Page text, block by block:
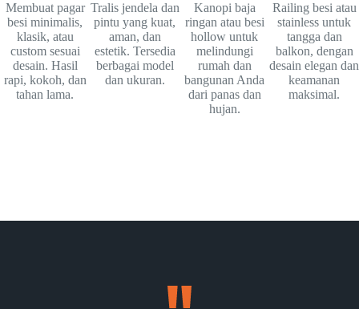
Membuat pagar
besi minimalis,
klasik, atau
custom sesuai
desain. Hasil
rapi, kokoh, dan
tahan lama.
Tralis jendela dan
pintu yang kuat,
aman, dan
estetik. Tersedia
berbagai model
dan ukuran.
Kanopi baja
ringan atau besi
hollow untuk
melindungi
rumah dan
bangunan Anda
dari panas dan
hujan.
Railing besi atau
stainless untuk
tangga dan
balkon, dengan
desain elegan dan
keamanan
maksimal.